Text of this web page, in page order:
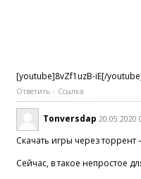
[youtube]8vZf1uzB-iE[/
Ответить Ссылка
Tonversdap 20.05.2020
Скачать игры через
Сейчас, в такое непростое